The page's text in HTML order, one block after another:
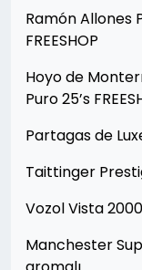
Ramón Allones
FREESHOP
Hoyo de
Puro 25’s
Partagas de
Taittinger
Vozol Vista
Manchester